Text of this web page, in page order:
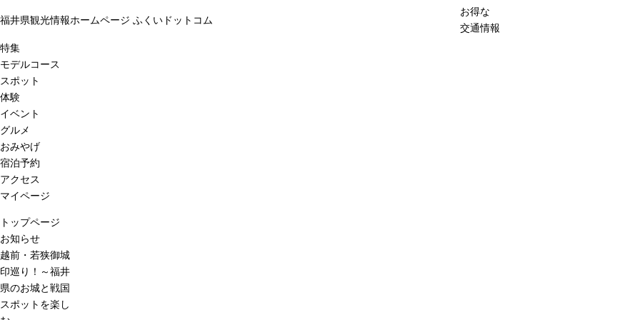
福井県観光情報ホームページ ふくいドットコム
お得な
交通情報
特集
モデルコース
スポット
体験
イベント
グルメ
おみやげ
宿泊予約
アクセス
マイページ
トップページ
お知らせ
越前・若狭御城
印巡り！～福井
県のお城と戦国
スポットを楽し